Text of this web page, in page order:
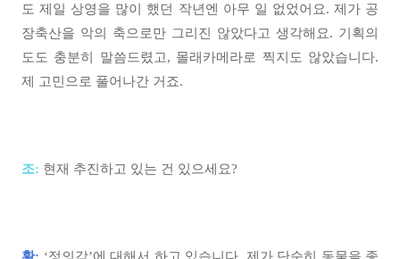
도 제일 상영을 많이 했던 작년엔 아무 일 없었어요. 제가 공
장축산을 악의 축으로만 그리진 않았다고 생각해요. 기획의
도도 충분히 말씀드렸고, 몰래카메라로 찍지도 않았습니다.
제 고민으로 풀어나간 거죠.
조: 현재 추진하고 있는 건 있으세요?
황: ‘정의감’에 대해서 하고 있습니다. 제가 단순히 동물을 좋